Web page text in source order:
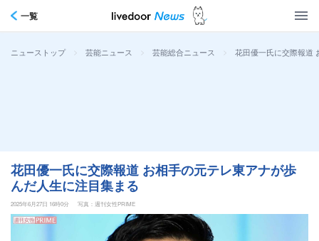
一覧
ニューストップ > 芸能ニュース > 芸能総合ニュース > 花田優一氏に交際報道
花田優一氏に交際報道 お相手の元テレ東アナが歩
んだ人生に注目集まる
2025年6月27日 16時0分 写真：週刊女性PRIME